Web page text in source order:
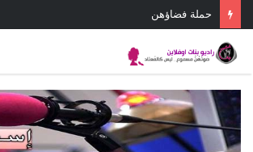
حملة فضاؤهن